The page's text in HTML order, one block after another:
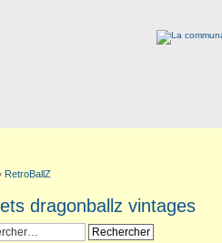
RetroBallZ
dragonballz vintages